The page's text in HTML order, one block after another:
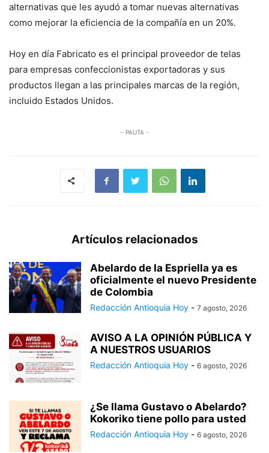
alternativas que les ayudó a tomar nuevas alternativas
como mejorar la eficiencia de la compañía en un 20%.
Hoy en día Fabricato es el principal proveedor de telas
para empresas confeccionistas exportadoras y sus
productos llegan a las principales marcas de la región,
incluido Estados Unidos.
- PAUTA -
Artículos relacionados
Abelardo de la Espriella ya es
oficialmente el nuevo Presidente
de Colombia
Redacción Antioquia Hoy - 7 agosto, 2026
AVISO A LA OPINIÓN PÚBLICA Y
A NUESTROS USUARIOS
Redacción Antioquia Hoy - 6 agosto, 2026
¿Se llama Gustavo o Abelardo?
Kokoriko tiene pollo para usted
Redacción Antioquia Hoy - 6 agosto, 2026